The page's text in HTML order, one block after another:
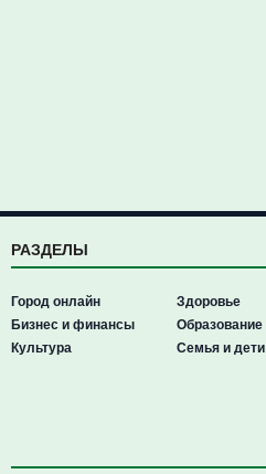
РАЗДЕЛЫ
Город онлайн
Бизнес и финансы
Культура
Здоровье
Образование
Семья и дети